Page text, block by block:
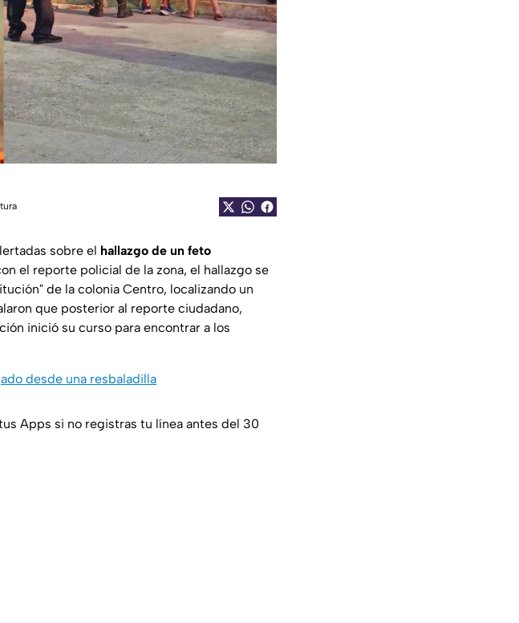
sobre el hallazgo de un feto
el reporte policial de la zona, el hallazgo se
de la colonia Centro, localizando un
que posterior al reporte ciudadano,
inició su curso para encontrar a los
desde una resbaladilla
Apps si no registras tu línea antes del 30